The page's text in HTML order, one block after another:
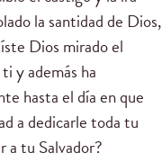
la santidad de Dios,
Dios mirado el
y además ha
hasta el día en que
a dedicarle toda tu
a tu Salvador?